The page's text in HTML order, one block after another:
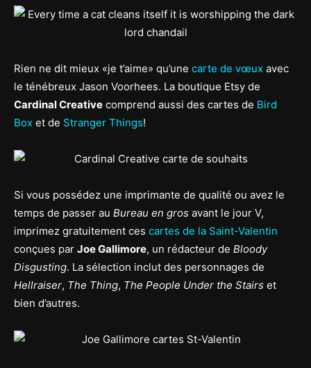
Rien ne dit mieux «je t’aime» qu’une carte de vœux avec
le ténébreux Jason Voorhees. La boutique Etsy de
Cardinal Creative comprend aussi des cartes de Bird
Box et de Stranger Things!
Si vous possédez une imprimante de qualité ou avez le
temps de passer au Bureau en gros avant le jour V,
imprimez gratuitement ces cartes de la Saint-Valentin
conçues par Joe Gallimore, un rédacteur de Bloody
Disgusting. La sélection inclut des personnages de
Hellraiser, The Thing, The People Under the Stairs et
bien d’autres.